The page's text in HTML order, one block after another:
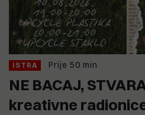
ISTRA Prije 50 min
NE BACAJ,
kreativne